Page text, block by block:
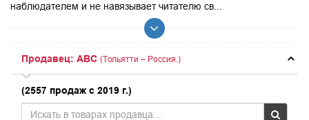
наблюдателем и не навязывает читателю св...
Продавец: ABC (Тольятти – Россия.)
(2557 продаж с 2019 г.)